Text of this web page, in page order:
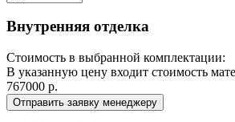
Внутренняя отделка
Стоимость в выбранной комплектации:
В указанную цену входит стоимость
767000 р.
Отправить заявку менеджеру